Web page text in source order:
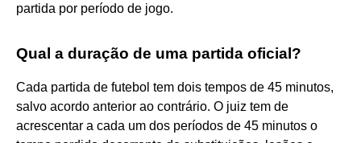
partida por período de jogo.
Qual a duração de uma partida oficial?
Cada partida de futebol tem dois tempos de 45 minutos,
salvo acordo anterior ao contrário. O juiz tem de
acrescentar a cada um dos períodos de 45 minutos o